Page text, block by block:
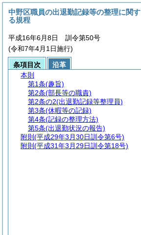
中野区職員の出退勤記録等の整理に関す
る規程
平成16年6月8日 訓令第50号
(令和7年4月1日施行)
条項目次
沿革
本則
第1条(趣旨)
第2条(部長等の職責)
第2条の2(出退勤記録等整理員)
第3条(休暇等の記録)
第4条(記録の整理方法)
第5条(出退勤状況の報告)
附則 (平成29年3月30日訓令第6号)
附則 (平成31年3月29日訓令第18号)